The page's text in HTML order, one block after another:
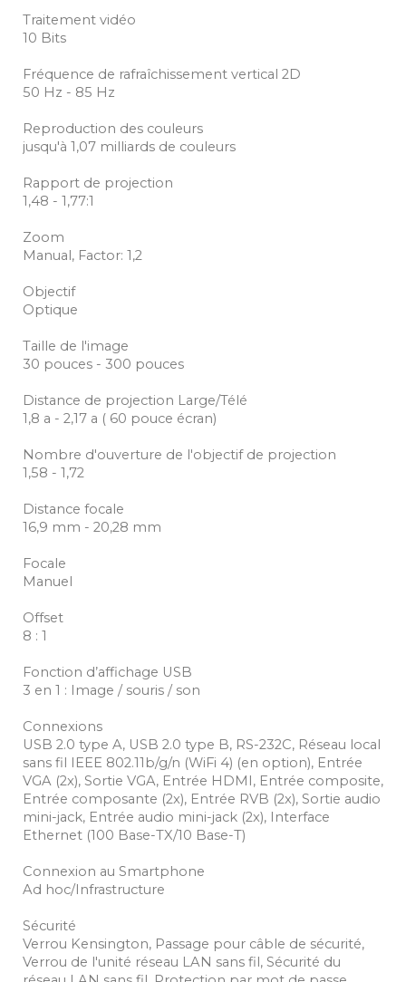
Traitement vidéo
10 Bits
Fréquence de rafraîchissement vertical 2D
50 Hz - 85 Hz
Reproduction des couleurs
jusqu'à 1,07 milliards de couleurs
Rapport de projection
1,48 - 1,77:1
Zoom
Manual, Factor: 1,2
Objectif
Optique
Taille de l'image
30 pouces - 300 pouces
Distance de projection Large/Télé
1,8 a - 2,17 a ( 60 pouce écran)
Nombre d'ouverture de l'objectif de projection
1,58 - 1,72
Distance focale
16,9 mm - 20,28 mm
Focale
Manuel
Offset
8 : 1
Fonction d’affichage USB
3 en 1 : Image / souris / son
Connexions
USB 2.0 type A, USB 2.0 type B, RS-232C, Réseau local
sans fil IEEE 802.11b/g/n (WiFi 4) (en option), Entrée
VGA (2x), Sortie VGA, Entrée HDMI, Entrée composite,
Entrée composante (2x), Entrée RVB (2x), Sortie audio
mini-jack, Entrée audio mini-jack (2x), Interface
Ethernet (100 Base-TX/10 Base-T)
Connexion au Smartphone
Ad hoc/Infrastructure
Sécurité
Verrou Kensington, Passage pour câble de sécurité,
Verrou de l'unité réseau LAN sans fil, Sécurité du